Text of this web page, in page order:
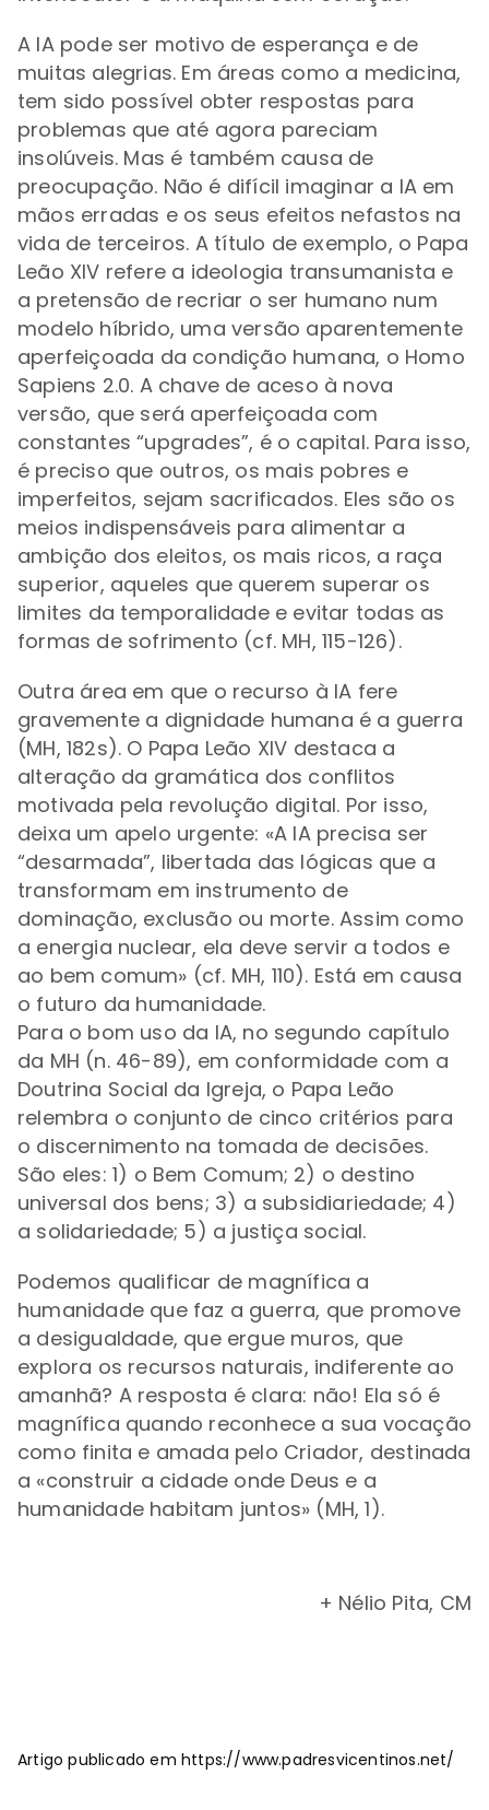
A IA pode ser motivo de esperança e de
muitas alegrias. Em áreas como a medicina,
tem sido possível obter respostas para
problemas que até agora pareciam
insolúveis. Mas é também causa de
preocupação. Não é difícil imaginar a IA em
mãos erradas e os seus efeitos nefastos na
vida de terceiros. A título de exemplo, o Papa
Leão XIV refere a ideologia transumanista e
a pretensão de recriar o ser humano num
modelo híbrido, uma versão aparentemente
aperfeiçoada da condição humana, o Homo
Sapiens 2.0. A chave de aceso à nova
versão, que será aperfeiçoada com
constantes “upgrades”, é o capital. Para isso,
é preciso que outros, os mais pobres e
imperfeitos, sejam sacrificados. Eles são os
meios indispensáveis para alimentar a
ambição dos eleitos, os mais ricos, a raça
superior, aqueles que querem superar os
limites da temporalidade e evitar todas as
formas de sofrimento (cf. MH, 115-126).
Outra área em que o recurso à IA fere
gravemente a dignidade humana é a guerra
(MH, 182s). O Papa Leão XIV destaca a
alteração da gramática dos conflitos
motivada pela revolução digital. Por isso,
deixa um apelo urgente: «A IA precisa ser
“desarmada”, libertada das lógicas que a
transformam em instrumento de
dominação, exclusão ou morte. Assim como
a energia nuclear, ela deve servir a todos e
ao bem comum» (cf. MH, 110). Está em causa
o futuro da humanidade.
Para o bom uso da IA, no segundo capítulo
da MH (n. 46-89), em conformidade com a
Doutrina Social da Igreja, o Papa Leão
relembra o conjunto de cinco critérios para
o discernimento na tomada de decisões.
São eles: 1) o Bem Comum; 2) o destino
universal dos bens; 3) a subsidiariedade; 4)
a solidariedade; 5) a justiça social.
Podemos qualificar de magnífica a
humanidade que faz a guerra, que promove
a desigualdade, que ergue muros, que
explora os recursos naturais, indiferente ao
amanhã? A resposta é clara: não! Ela só é
magnífica quando reconhece a sua vocação
como finita e amada pelo Criador, destinada
a «construir a cidade onde Deus e a
humanidade habitam juntos» (MH, 1).
+ Nélio Pita, CM
Artigo publicado em https://www.padresvicentinos.net/